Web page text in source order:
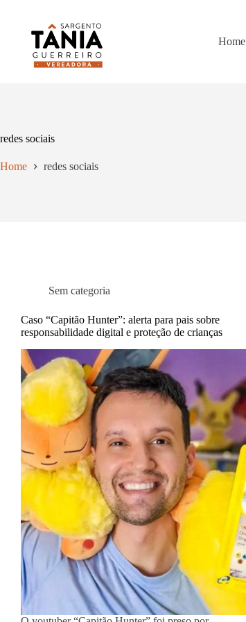
Home
redes sociais
Home redes sociais
Sem categoria
Caso “Capitão Hunter”: alerta para pais sobre
responsabilidade digital e proteção de crianças